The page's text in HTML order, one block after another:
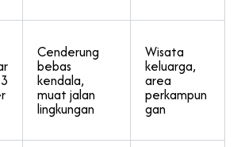
Cenderung
bebas
kendala,
muat jalan
lingkungan
Wisata
keluarga,
area
perkampun
gan